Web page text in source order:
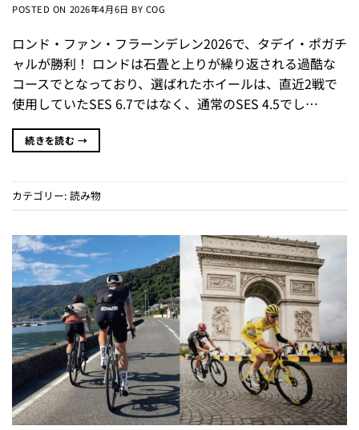
POSTED ON 2026年4月6日 BY COG
ロンド・ファン・フラーンデレン2026で、タデイ・ポガチ
ャルが勝利！ ロンドは石畳と上りが繰り返される過酷な
コースでとなっており、選ばれたホイールは、直近2戦で
使用していたSES 6.7ではなく、通常のSES 4.5でし…
続きを読む →
カテゴリー: 読み物